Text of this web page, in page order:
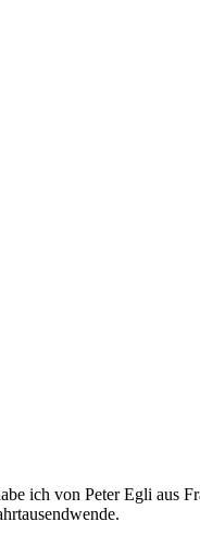
ich von Peter Egli aus